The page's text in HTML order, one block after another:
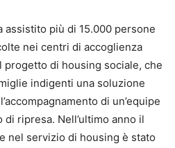
assistito più di 15.000 persone
nei centri di accoglienza
di housing sociale, che
indigenti una soluzione
di un’equipe
ripresa. Nell’ultimo anno il
nel servizio di housing è stato